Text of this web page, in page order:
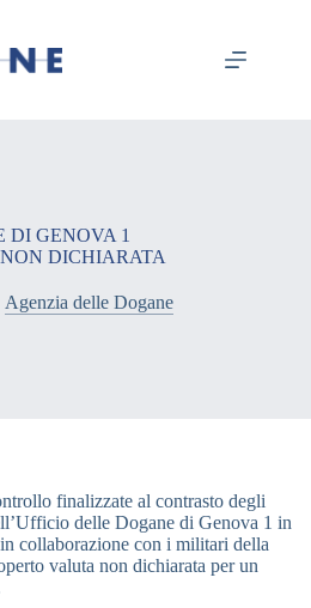
DI GENOVA 1
DICHIARATA
Agenzia delle Dogane
finalizzate al contrasto degli
delle Dogane di Genova 1 in
collaborazione con i militari della
valuta non dichiarata per un